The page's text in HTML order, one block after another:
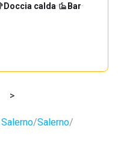
Doccia calda· Bar·
>
Salerno